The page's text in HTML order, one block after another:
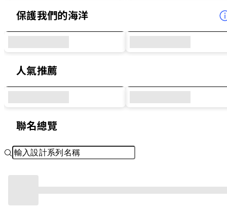
保護我們的海洋
人氣推薦
聯名總覽